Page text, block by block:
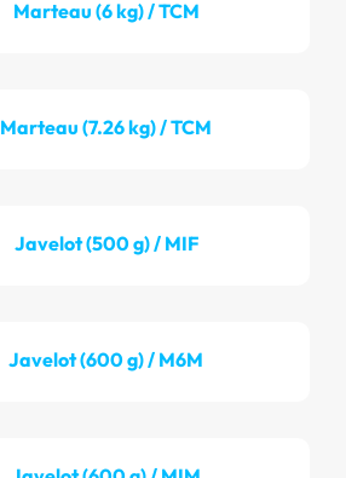
Marteau (6 kg) / TCM
Marteau (7.26 kg) / TCM
Javelot (500 g) / MIF
Javelot (600 g) / M6M